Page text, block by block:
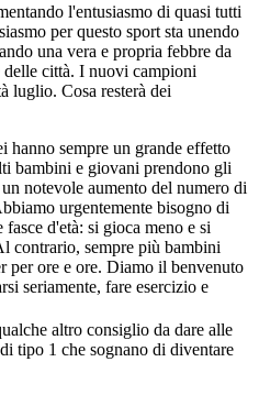
l'entusiasmo di quasi tutti
per questo sport sta unendo
una vera e propria febbre da
città. I nuovi campioni
luglio. Cosa resterà dei
hanno sempre un grande effetto
bambini e giovani prendono gli
notevole aumento del numero di
urgentemente bisogno di
d'età: si gioca meno e si
contrario, sempre più bambini
per ore e ore. Diamo il benvenuto
seriamente, fare esercizio e
altro consiglio da dare alle
tipo 1 che sognano di diventare